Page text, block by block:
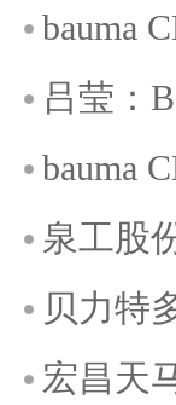
bauma
吕莹：
bauma
泉工股
贝力特
宏昌天